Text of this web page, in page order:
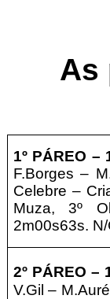
As
1º PÁREO –
F.Borges –
Celebre –
Muza, 3º
2m00s63s.
2º PÁREO –
V.Gil –